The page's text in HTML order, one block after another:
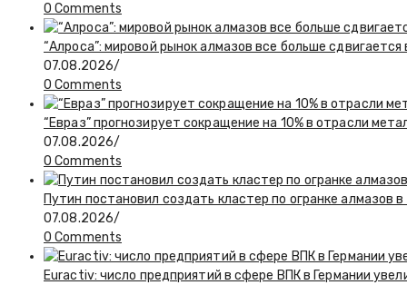
0 Comments
“Алроса”: мировой рынок алмазов все больше
07.08.2026/
0 Comments
“Евраз” прогнозирует сокращение на 10% в отрасли
07.08.2026/
0 Comments
Путин постановил создать кластер по огранке алмазов
07.08.2026/
0 Comments
Euractiv: число предприятий в сфере ВПК в Германии